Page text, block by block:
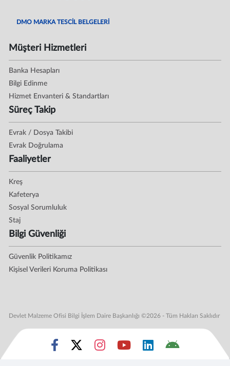
DMO MARKA TESCİL BELGELERİ
Müşteri Hizmetleri
Banka Hesapları
Bilgi Edinme
Hizmet Envanteri & Standartları
Süreç Takip
Evrak / Dosya Takibi
Evrak Doğrulama
Faaliyetler
Kreş
Kafeterya
Sosyal Sorumluluk
Staj
Bilgi Güvenliği
Güvenlik Politikamız
Kişisel Verileri Koruma Politikası
Devlet Malzeme Ofisi Bilgi İşlem Daire Başkanlığı ©2026 - Tüm Hakları Saklıdır